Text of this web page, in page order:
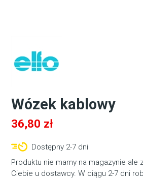
Wózek kablowy
36,80 zł
Dostępny 2-7 dni
Produktu nie mamy na magazynie ale
Ciebie u dostawcy. W ciągu 2-7 dni